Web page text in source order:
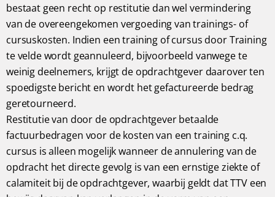
bestaat geen recht op restitutie dan wel vermindering
van de overeengekomen vergoeding van trainings- of
cursuskosten. Indien een training of cursus door Training
te velde wordt geannuleerd, bijvoorbeeld vanwege te
weinig deelnemers, krijgt de opdrachtgever daarover ten
spoedigste bericht en wordt het gefactureerde bedrag
geretourneerd.
Restitutie van door de opdrachtgever betaalde
factuurbedragen voor de kosten van een training c.q.
cursus is alleen mogelijk wanneer de annulering van de
opdracht het directe gevolg is van een ernstige ziekte of
calamiteit bij de opdrachtgever, waarbij geldt dat TTV een